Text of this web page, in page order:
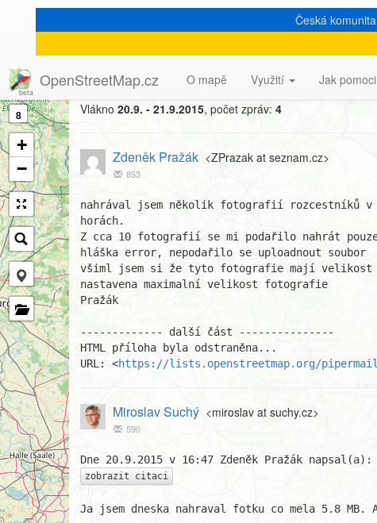
Česká
OpenStreetMap.cz O mapě Využití Jak pomoci
8
+
−
[Talk-cz] fotky rozcestníků
Vlákno 20.9. - 21.9.2015, počet zpráv: 4
Zdeněk Pražák <ZPrazak at seznam.cz>
853
nahrával jsem několik fotografií rozcestníků
horách.
Z cca 10 fotografií se mi podařilo nahrát
hláška error, nepodařilo se uploadnout soubor
všiml jsem si že tyto fotografie mají velikost
nastavena maximalní velikost fotografie
Pražák
------------- další část ---------------
HTML příloha byla odstraněna...
URL: <https://lists.openstreetmap.org/
Miroslav Suchý <miroslav at suchy.cz>
590
zobrazit citaci
Ja jsem dneska nahraval fotku co mela 5.8 MB.